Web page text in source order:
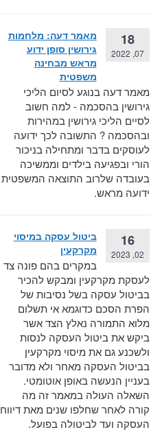
18
07, 2022
מאמר דעה: מלחמות
גירושין סופן ידוע
מראש מבחינה
משפטית
מאמר דעה בנוגע לסיום הליכי
גירושין בהסכמה - למה חשוב
לסיים הליכי גירושין במהירות
ובהסכמה ? התשובה לכך ידועה
לעוסקים בדבר ומתחילה בניכור
הורי ובפגיעה בילדים וממשיכה
בעובדה שלרוב התוצאה המשפטית
ידועה מראש.
16
02, 2023
ביטול עסקה במיסוי
מקרקעין
במקרים בהם פונה צד
לעסקת מקרקעין ומבקש להכיר
בביטול עסקה בשל נסיבות של
הפרת הסכם כדוגמא אי תשלום
מלוא התמורה נאלץ הצד אשר
ביקש את ביטול העסקה לנסות
ולשכנע גם את מיסוי מקרקעין
בביטול העסקה מאחר ולא מדובר
בעניין הנעשה באופן אוטומטי.
השאלה העולה במאמר זה מה
קורה לאחר שחלפו שנים מאת דיווח
העסקה ועד לביטולה בפועל.